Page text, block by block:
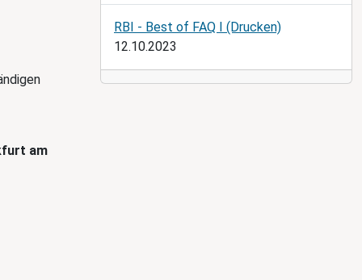
am
RBI - Best of FAQ I (Drucken)
12.10.2023